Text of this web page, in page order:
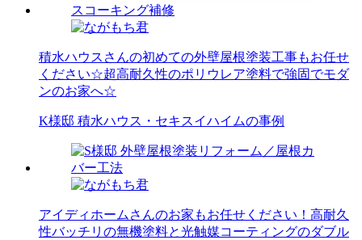
積水ハウスさんの初めての外壁屋根塗装工事もお任せ
ください☆超高耐久性のポリウレア塗料で強固でモダ
ンのお家へ☆
K様邸 積水ハウス・セキスイハイムの事例
アイディホームさんのお家もお任せください！高耐久
性バッチリの無機塗料と光触媒コーティングのダブル